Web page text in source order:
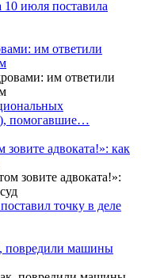
10 июля поставила
им ответили
помогавшие…
зовите адвоката!»: как
точку в деле
повредили машины